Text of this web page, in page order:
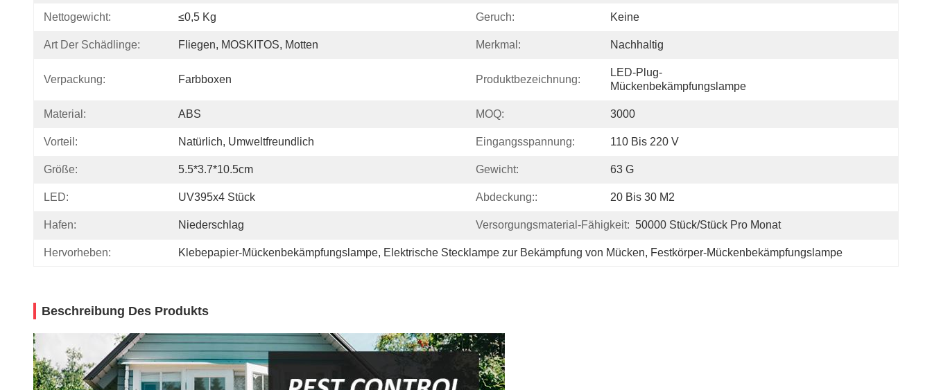
Nettogewicht: ≤0,5 Kg Geruch: Keine
Art Der Schädlinge: Fliegen, MOSKITOS, Motten Merkmal: Nachhaltig
Verpackung: Farbboxen Produktbezeichnung:
LED-Plug-
Mückenbekämpfungslampe
Material: ABS MOQ: 3000
Vorteil: Natürlich, Umweltfreundlich Eingangsspannung: 110 Bis 220 V
Größe: 5.5*3.7*10.5cm Gewicht: 63 G
LED: UV395x4 Stück Abdeckung:: 20 Bis 30 M2
Hafen: Niederschlag Versorgungsmaterial-Fähigkeit: 50000 Stück/Stück Pro Monat
Hervorheben: Klebepapier-Mückenbekämpfungslampe, Elektrische Stecklampe zur Bekämpfung von Mücken, Festkörper-Mückenbekämpfungslampe
Beschreibung Des Produkts